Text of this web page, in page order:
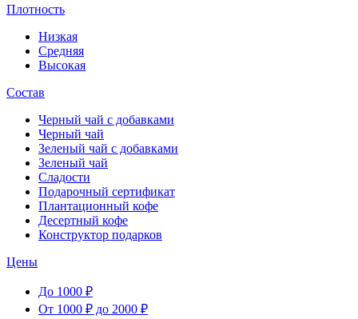
Плотность
Низкая
Средняя
Высокая
Состав
Черный чай с добавками
Черный чай
Зеленый чай с добавками
Зеленый чай
Сладости
Подарочный сертификат
Плантационный кофе
Десертный кофе
Конструктор подарков
Цены
До 1000 ₽
От 1000 ₽ до 2000 ₽